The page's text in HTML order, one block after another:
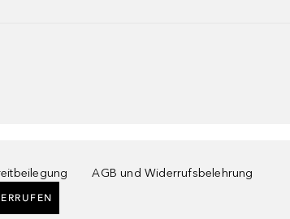
AGB und Widerrufsbelehrung